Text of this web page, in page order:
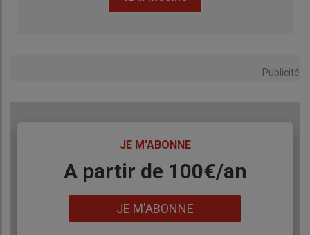
Publicité
JE M'ABONNE
BodyA partir de 100€/an
JE M'ABONNE